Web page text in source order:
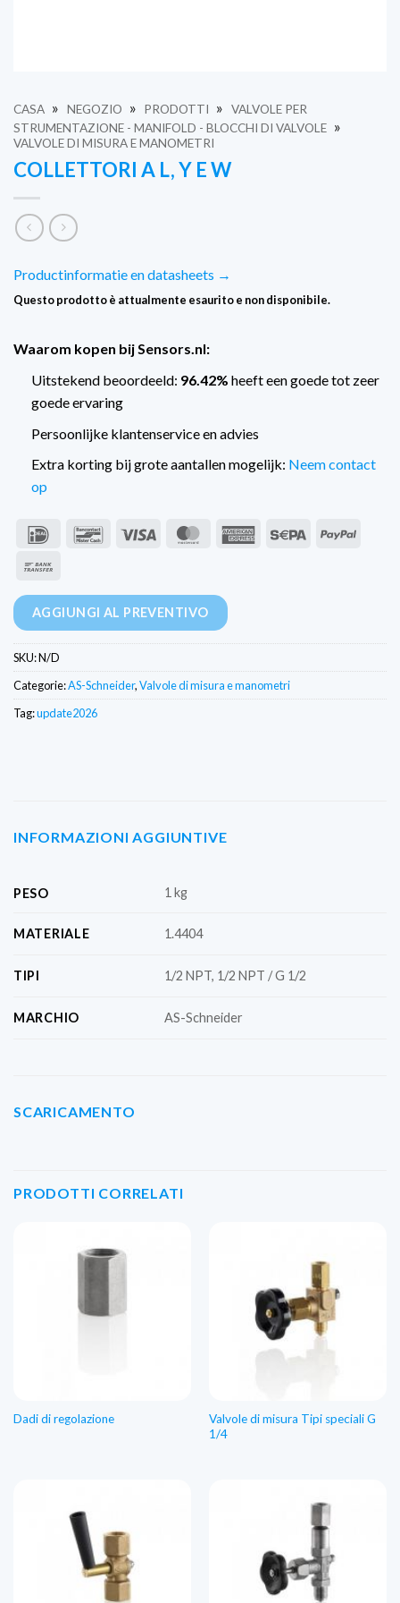
CASA » NEGOZIO » PRODOTTI »
VALVOLE PER
STRUMENTAZIONE - MANIFOLD - BLOCCHI DI VALVOLE »
VALVOLE DI MISURA E MANOMETRI
COLLETTORI A L, Y E W
Productinformatie en datasheets →
Questo prodotto è attualmente esaurito e non disponibile.
Waarom kopen bij Sensors.nl:
Uitstekend beoordeeld: 96.42% heeft een goede tot zeer
goede ervaring
Persoonlijke klantenservice en advies
Extra korting bij grote aantallen mogelijk: Neem contact
op
IDeal BancontactVisto MasterCardAmerican Sepa
PayPal
AGGIUNGI AL PREVENTIVO
SKU:N/D
Categorie:AS-Schneider,Valvole di misura e manometri
Tag:update2026
INFORMAZIONI AGGIUNTIVE
PESO 1 kg
MATERIALE 1.4404
TIPI 1/2 NPT, 1/2 NPT / G 1/2
MARCHIO AS-Schneider
SCARICAMENTO
PRODOTTI CORRELATI
Dadi di regolazione
Valvole di misura Tipi speciali G
1/4